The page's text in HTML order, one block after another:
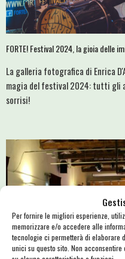
Per fornire le migliori esperienze,
memorizzare e/o accedere alle
tecnologie ci permetterà di elaborare
unici su questo sito. Non
FORTE! Festival 2024, la gioia delle
La galleria fotografica di Enrica
magia del festival 2024: tutti gli
sorrisi!